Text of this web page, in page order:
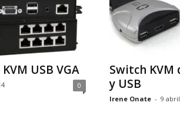
USB VGA
0
Switch KVM
y USB
Irene Onate - 9